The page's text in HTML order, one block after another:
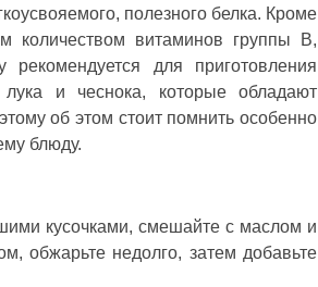
полезного белка. Кроме
количеством витаминов группы В,
для приготовления
и чеснока, которые обладают
об этом стоит помнить особенно
блюду.
кусочками, смешайте с маслом и
обжарьте недолго, затем добавьте